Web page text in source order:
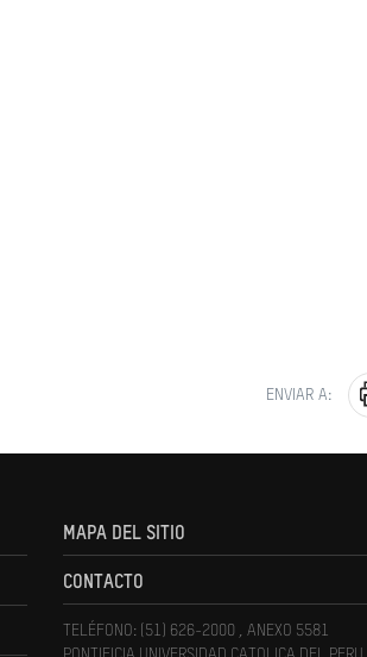
ENVIAR A:
MAPA DEL SITIO
CONTACTO
TELÉFONO: (51) 626-2000 , ANEXO 5581